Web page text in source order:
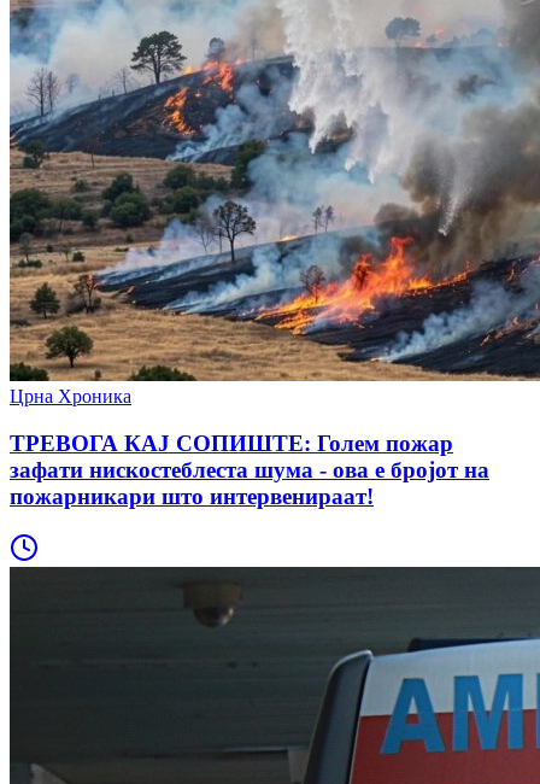
Црна Хроника
ТРЕВОГА КАЈ СОПИШТЕ: Голем пожар
зафати нискостеблеста шума - ова е бројот на
пожарникари што интервенираат!